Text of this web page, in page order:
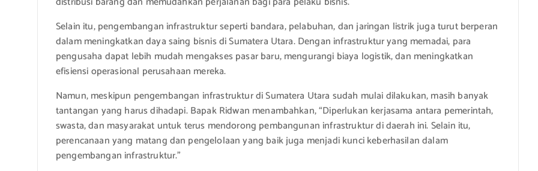
Selain itu, pengembangan infrastruktur seperti bandara, pelabuhan, dan jaringan listrik juga turut berperan
dalam meningkatkan daya saing bisnis di Sumatera Utara. Dengan infrastruktur yang memadai, para
pengusaha dapat lebih mudah mengakses pasar baru, mengurangi biaya logistik, dan meningkatkan
efisiensi operasional perusahaan mereka.
Namun, meskipun pengembangan infrastruktur di Sumatera Utara sudah mulai dilakukan, masih banyak
tantangan yang harus dihadapi. Bapak Ridwan menambahkan, “Diperlukan kerjasama antara pemerintah,
swasta, dan masyarakat untuk terus mendorong pembangunan infrastruktur di daerah ini. Selain itu,
perencanaan yang matang dan pengelolaan yang baik juga menjadi kunci keberhasilan dalam
pengembangan infrastruktur.”